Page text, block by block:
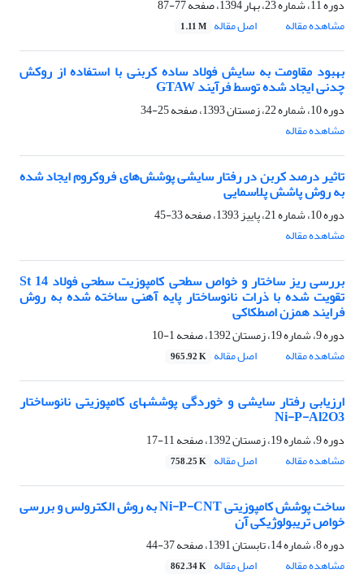
دوره 11، شماره 23، بهار 1394، صفحه
77-87
مشاهده مقاله
اصل مقاله 1.11 M
بهبود مقاومت به سایش فولاد ساده کربنی با استفاده از روکش
چدنی ایجاد شده توسط فرآیند GTAW
دوره 10، شماره 22، زمستان 1393، صفحه
25-34
مشاهده مقاله
تاثیر درصد کربن در رفتار سایشی پوشش‌های فروکروم ایجاد شده
به روش پاشش پلاسمایی
دوره 10، شماره 21، پاییز 1393، صفحه
33-45
مشاهده مقاله
بررسی ریز ساختار و خواص سطحی کامپوزیت سطحی فولاد 14 St
تقویت شده با ذرات نانوساختار پایه آهنی ساخته شده به روش
فرایند همزن اصطکاکی
دوره 9، شماره 19، زمستان 1392، صفحه
1-10
مشاهده مقاله
اصل مقاله 965.92 K
ارزیابی رفتار سایشی و خوردگی پوششهای کامپوزیتی نانوساختار
Ni-P-Al2O3
دوره 9، شماره 19، زمستان 1392، صفحه
11-17
مشاهده مقاله
اصل مقاله 758.25 K
ساخت پوشش کامپوزیتی Ni-P-CNT به روش الکترولس و بررسی
خواص تریبولوژیکی آن
دوره 8، شماره 14، تابستان 1391، صفحه
37-44
مشاهده مقاله
اصل مقاله 862.34 K